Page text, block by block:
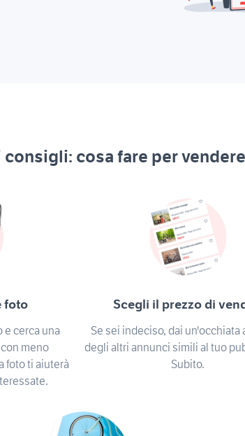
consigli: cosa fare per
foto
e cerca una
meno
foto ti aiuterà
Scegli il prezzo di
Se sei indeciso, dai un'occhiata
degli altri annunci simili al tuo
Subito.